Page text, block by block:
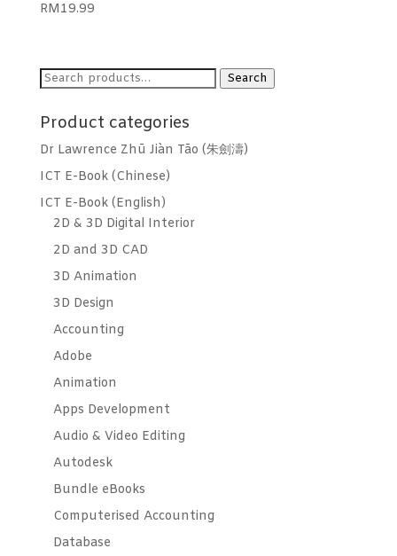
RM19.99
Search
Search
Product categories
Dr Lawrence Zhū Jiàn Tāo (朱劍濤)
ICT E-Book (Chinese)
ICT E-Book (English)
2D & 3D Digital Interior
2D and 3D CAD
3D Animation
3D Design
Accounting
Adobe
Animation
Apps Development
Audio & Video Editing
Autodesk
Bundle eBooks
Computerised Accounting
Database